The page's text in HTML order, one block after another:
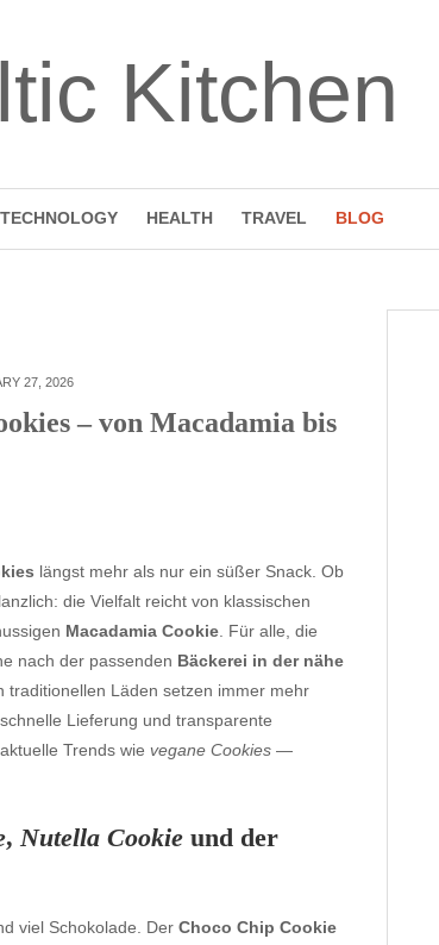
Kitchen
TECHNOLOGY HEALTH TRAVEL BLOG
27, 2026
– von Macadamia bis
längst mehr als nur ein süßer Snack. Ob
die Vielfalt reicht von klassischen
Macadamia Cookie . Für alle, die
nach der passenden Bäckerei in der nähe
traditionellen Läden setzen immer mehr
, schnelle Lieferung und transparente
Trends wie vegane Cookies —
, Nutella Cookie und der
viel Schokolade. Der Choco Chip Cookie